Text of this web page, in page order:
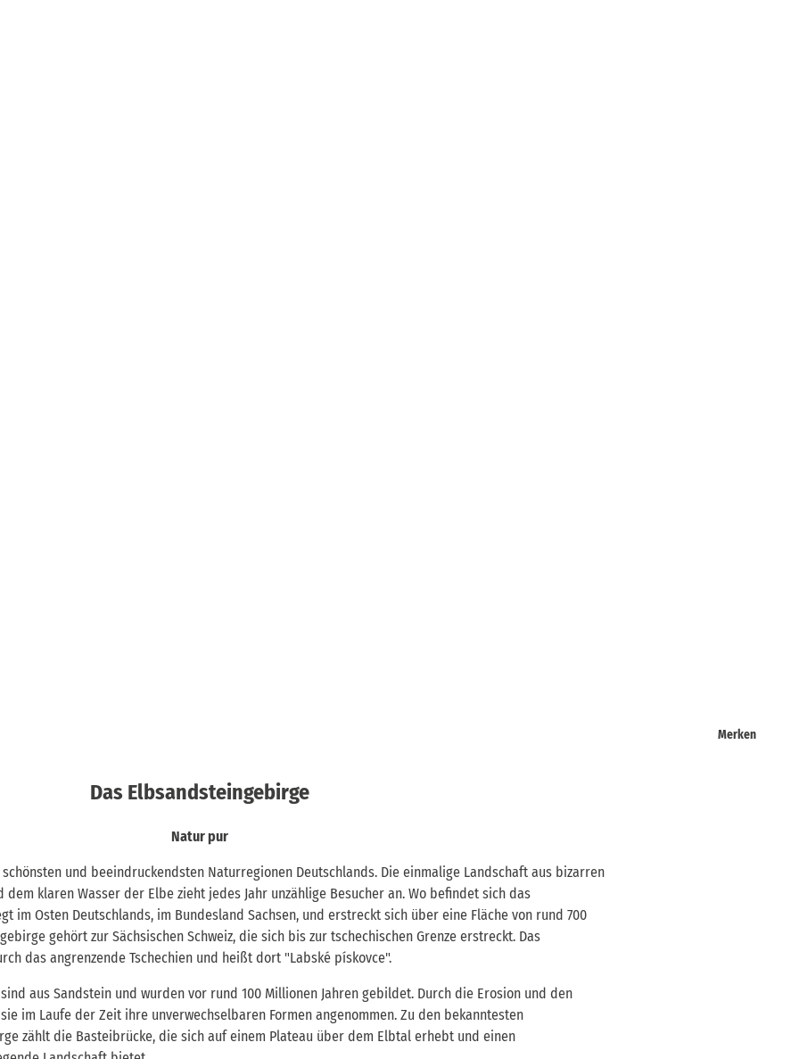
Merken
Das Elbsandsteingebirge
Natur pur
und beeindruckendsten Naturregionen Deutschlands. Die einmalige Landschaft aus bizarren
klaren Wasser der Elbe zieht jedes Jahr unzählige Besucher an. Wo befindet sich das
im Osten Deutschlands, im Bundesland Sachsen, und erstreckt sich über eine Fläche von rund 700
gehört zur Sächsischen Schweiz, die sich bis zur tschechischen Grenze erstreckt. Das
das angrenzende Tschechien und heißt dort "Labské pískovce".
aus Sandstein und wurden vor rund 100 Millionen Jahren gebildet. Durch die Erosion und den
im Laufe der Zeit ihre unverwechselbaren Formen angenommen. Zu den bekanntesten
zählt die Basteibrücke, die sich auf einem Plateau über dem Elbtal erhebt und einen